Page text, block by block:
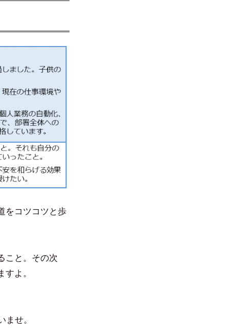
をコツコツと歩
こと。その次
よ。
ませ。